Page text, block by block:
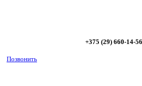
+375 (29) 660-14-56
Позвонить